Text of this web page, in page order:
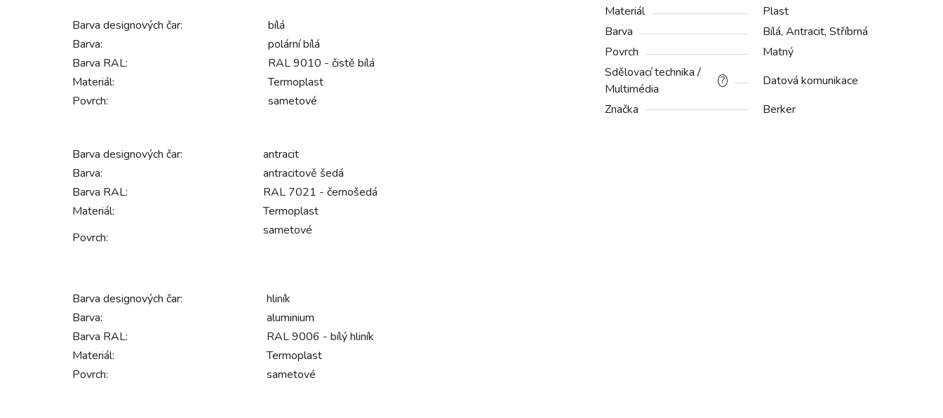
Barva designových čar:
bílá
Barva:
polární bílá
Barva RAL:
RAL 9010 - čistě bílá
Materiál:
Termoplast
Povrch:
sametové
Barva designových čar:
antracit
Barva:
antracitově šedá
Barva RAL:
RAL 7021 - černošedá
Materiál:
Termoplast
Povrch:
sametové
Barva designových čar:
hliník
Barva:
aluminium
Barva RAL:
RAL 9006 - bílý hliník
Materiál:
Termoplast
Povrch:
sametové
Materiál
Plast
Barva
Bílá, Antracit, Stříbrná
Povrch
Matný
?
Sdělovací technika /
Multimédia
Datová komunikace
Značka
Berker